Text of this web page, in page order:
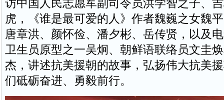
访中国人民志愿军副司令员洪学智之子、
虎，《谁是最可爱的人》作者魏巍之女魏
唐章洪、颜怀俭、潘夕彬、岳传贤，以及
卫生员原型之一吴炯、朝鲜语联络员文圭
杰，讲述抗美援朝的故事，弘扬伟大抗美
们砥砺奋进、勇毅前行。